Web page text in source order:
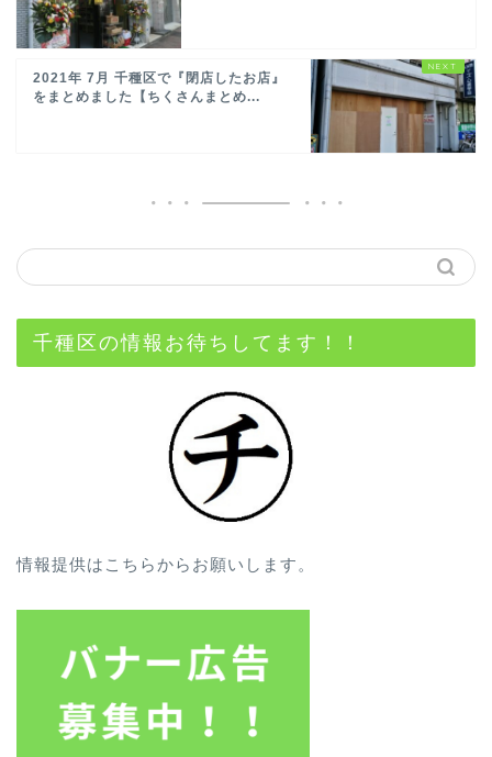
2021年 7月 千種区で『閉店したお店』
をまとめました【ちくさんまとめ...
千種区の情報お待ちしてます！！
情報提供はこちらからお願いします。